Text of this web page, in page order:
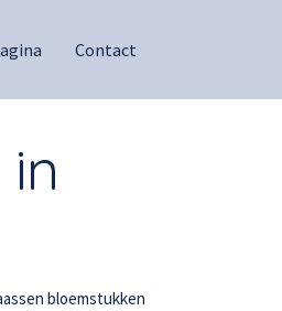
Contact
bloemstukken